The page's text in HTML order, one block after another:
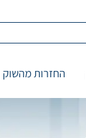
החזרות מהשוק